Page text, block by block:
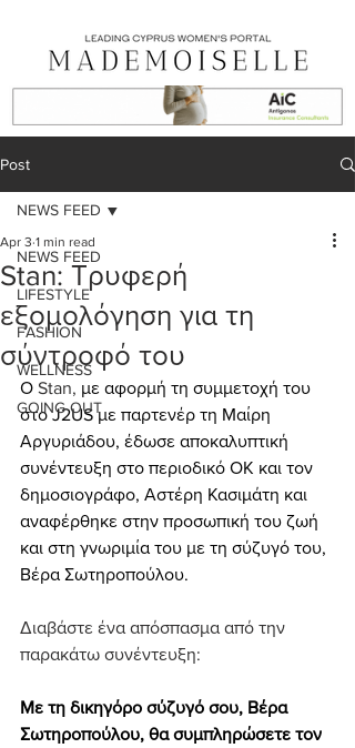
Post
NEWS FEED
LIFESTYLE
FASHION
WELLNESS
GOING OUT
NEWS FEED
Stan: Τρυφερή
εξομολόγηση για τη
σύντροφό του
Apr 3 1 min read
Ο Stan, με αφορμή τη συμμετοχή του
στο J2US με παρτενέρ τη Μαίρη
Αργυριάδου, έδωσε αποκαλυπτική
συνέντευξη στο περιοδικό ΟΚ και τον
δημοσιογράφο, Αστέρη Κασιμάτη και
αναφέρθηκε στην προσωπική του ζωή
και στη γνωριμία του με τη σύζυγό του,
Βέρα Σωτηροπούλου.
Διαβάστε ένα απόσπασμα από την
παρακάτω συνέντευξη:
Με τη δικηγόρο σύζυγό σου, Βέρα
Σωτηροπούλου, θα συμπληρώσετε τον